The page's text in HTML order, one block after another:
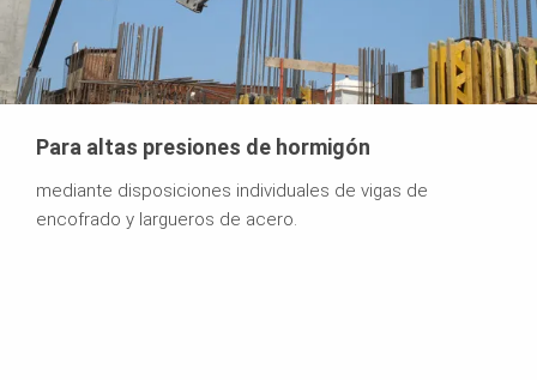
Para altas presiones de hormigón
mediante disposiciones individuales de vigas de
encofrado y largueros de acero.